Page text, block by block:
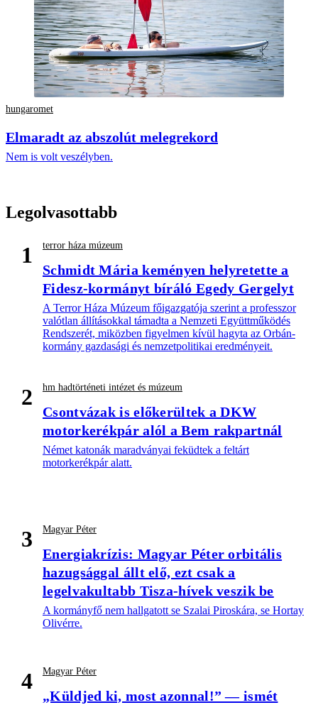
hungaromet
Elmaradt az abszolút melegrekord
Nem is volt veszélyben.
Legolvasottabb
1 terror háza múzeum
Schmidt Mária keményen helyretette a
Fidesz-kormányt bíráló Egedy Gergelyt
A Terror Háza Múzeum főigazgatója szerint a professzor
valótlan állításokkal támadta a Nemzeti Együttműködés
Rendszerét, miközben figyelmen kívül hagyta az Orbán-
kormány gazdasági és nemzetpolitikai eredményeit.
2 hm hadtörténeti intézet és múzeum
Csontvázak is előkerültek a DKW
motorkerékpár alól a Bem rakpartnál
Német katonák maradványai feküdtek a feltárt
motorkerékpár alatt.
3 Magyar Péter
Energiakrízis: Magyar Péter orbitális
hazugsággal állt elő, ezt csak a
legelvakultabb Tisza-hívek veszik be
A kormányfő nem hallgatott se Szalai Piroskára, se Hortay
Olivérre.
4 Magyar Péter
„Küldjed ki, most azonnal!” — ismét